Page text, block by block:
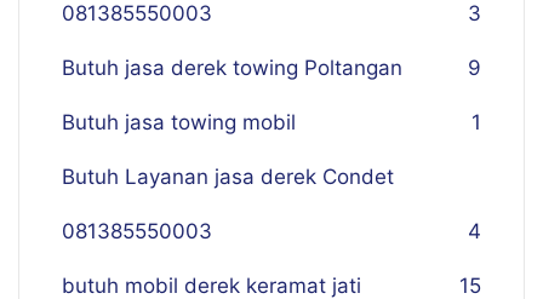
081385550003 3
Butuh jasa derek towing Poltangan 9
Butuh jasa towing mobil 1
Butuh Layanan jasa derek Condet
081385550003 4
butuh mobil derek keramat jati 15